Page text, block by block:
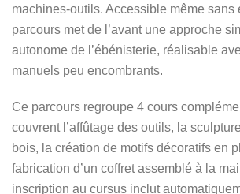
machines-outils. Accessible même sans
parcours met de l’avant une approche
autonome de l’ébénisterie, réalisable
manuels peu encombrants.
Ce parcours regroupe 4 cours
couvrent l’affûtage des outils, la
bois, la création de motifs décoratifs en
fabrication d’un coffret assemblé à la
inscription au cursus inclut